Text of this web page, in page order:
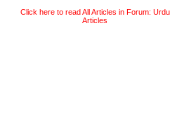
Click here to read All Articles in Forum: Urdu
Articles